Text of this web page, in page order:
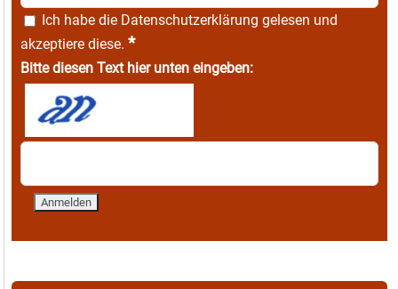
Ich habe die Datenschutzerklärung gelesen und
akzeptiere diese. *
Bitte diesen Text hier unten eingeben: